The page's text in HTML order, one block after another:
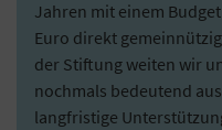
Jahren mit einem
Euro direkt
der Stiftung weiten wir
nochmals bedeutend
langfristige